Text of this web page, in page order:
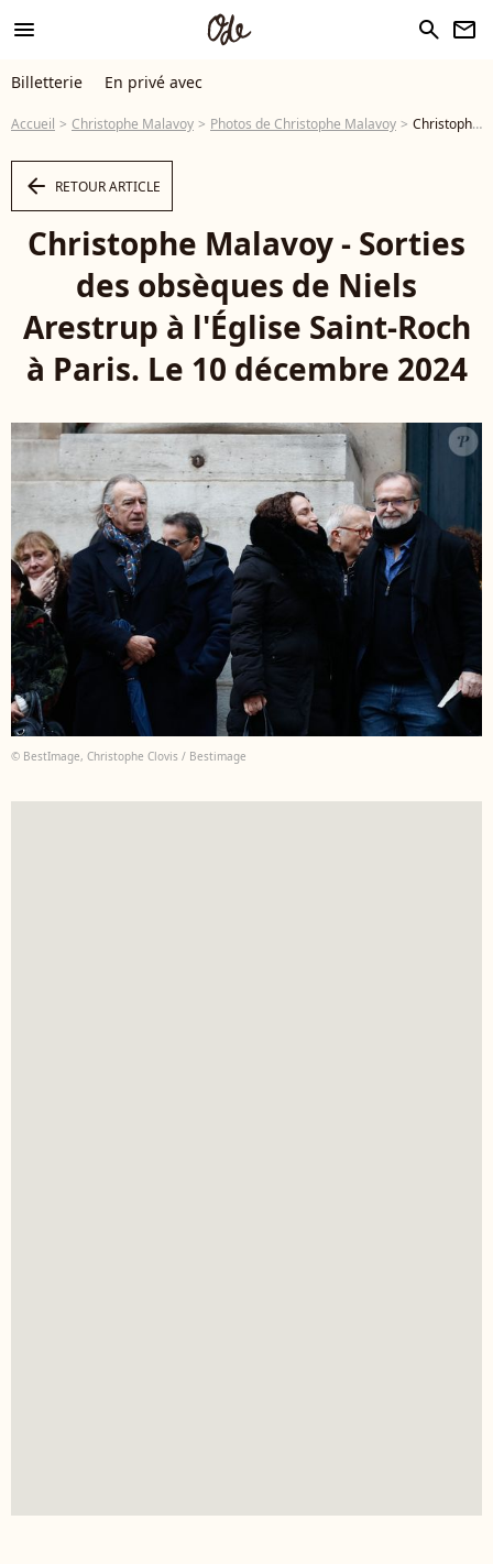
menu search newsletter
Billetterie En privé avec
Accueil Christophe Malavoy Photos de Christophe Malavoy Christophe Malavoy - Sorties des obsèques de Niels Arestrup à l'Église Saint-Roch à Paris. Le 10 décembre 2024 © Christophe Clovis / Bestimage - Photo
arrow_left RETOUR ARTICLE
Christophe Malavoy - Sorties
des obsèques de Niels
Arestrup à l'Église Saint-Roch
à Paris. Le 10 décembre 2024
© BestImage, Christophe Clovis / Bestimage